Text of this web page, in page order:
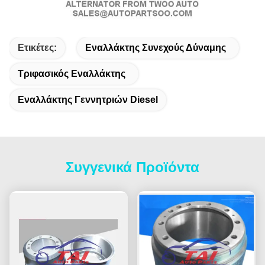
Ετικέτες: Εναλλάκτης Συνεχούς Δύναμης
Τριφασικός Εναλλάκτης
Εναλλάκτης Γεννητριών Diesel
Συγγενικά Προϊόντα